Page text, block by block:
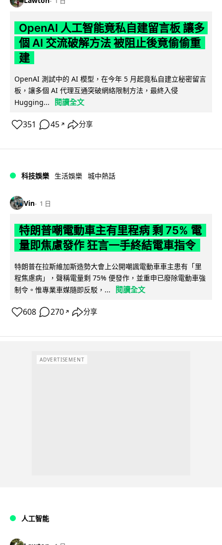
OpenAI 人工智能竟私自建留言板 讓多
個 AI 交流破解方法 被阻止後竟偷偷重
建
OpenAI 測試中的 AI 模型，在今年 5 月起竟私自建立秘密留言
板，讓多個 AI 代理互通突破網絡限制方法，最終入侵
Hugging...
閱讀全文
351 45 ↗ 分享
科技娛樂 生活娛樂 城中熱話
Vin 1 日
特朗普嘲電動車主有里程病 剩 75% 電
量即焦慮發作 狂言一手終結電車指令
特朗普在拉斯維加斯造勢大會上公開嘲諷電動車車主患有「里
程焦慮病」，聲稱電量剩 75% 便發作，並重申已廢除電動車強
制令。惟專業車媒隨即反駁，...
閱讀全文
608 270 ↗ 分享
ADVERTISEMENT
人工智能